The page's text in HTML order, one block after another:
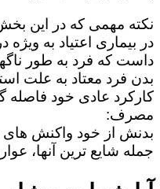
نکته مهمی که در این
در بیماری اعتیاد به ویژه
داست که فرد به طور
بدن فرد معتاد به علت
کارکرد عادی خود فاصله
مصرف:
بدنش از خود واکنش
جمله شایع ترین آنها،